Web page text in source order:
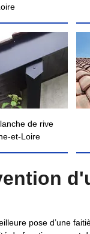
de rive
et-Loire
pose d’une